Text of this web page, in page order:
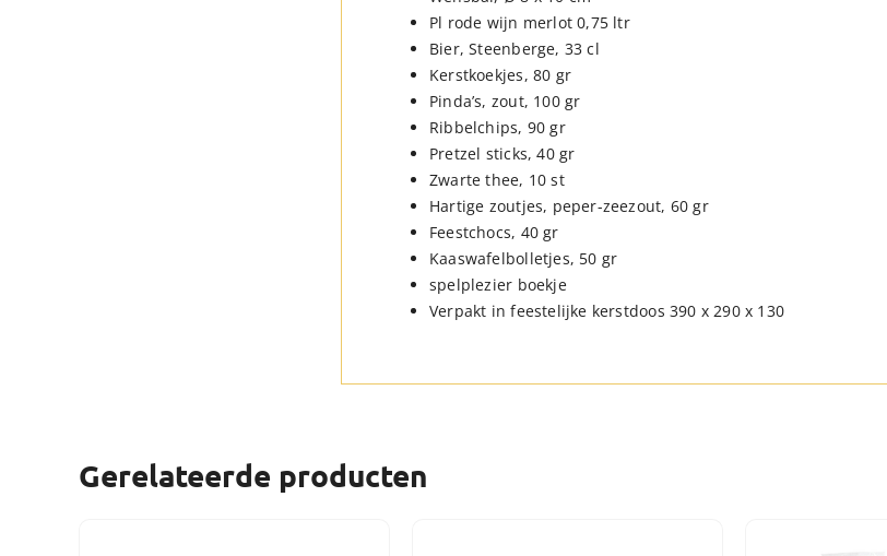
Pl rode wijn merlot 0,75 ltr
Bier, Steenberge, 33 cl
Kerstkoekjes, 80 gr
Pinda’s, zout, 100 gr
Ribbelchips, 90 gr
Pretzel sticks, 40 gr
Zwarte thee, 10 st
Hartige zoutjes, peper-zeezout, 60 gr
Feestchocs, 40 gr
Kaaswafelbolletjes, 50 gr
spelplezier boekje
Verpakt in feestelijke kerstdoos 390 x 290 x 130
Gerelateerde producten